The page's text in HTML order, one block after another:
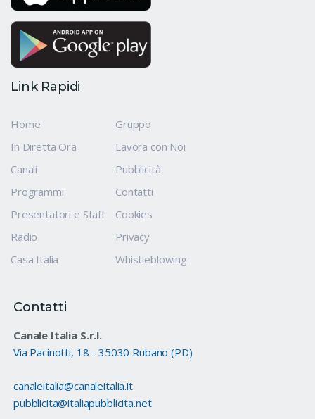
Link Rapidi
Home
In Diretta Ora
Canali
Programmi
Presentatori e Staff
Radio
Casa Italia
Gruppo
Lavora con Noi
Pubblicità
Contatti
Cookies
Privacy
Whistleblowing
Contatti
Canale Italia S.r.l.
Via Pacinotti, 18 - 35030 Rubano (PD)
canaleitalia@canaleitalia.it
pubblicita@italiapubblicita.net